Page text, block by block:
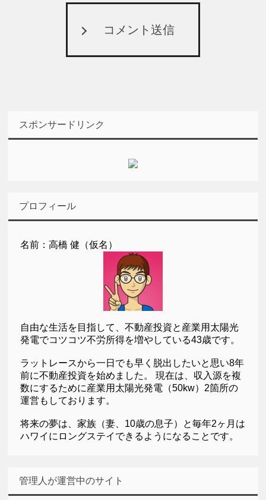
コメント送信
スポンサードリンク
プロフィール
名前：高橋 健（仮名）
自由な生活を目指して、不動産投資と産業用太陽光
発電でコツコツ不労所得を増やしている43歳です。
ラットレースから一日でも早く脱出したいと思い8年
前に不動産投資を始めました。 現在は、収入源を複
数にするために産業用太陽光発電（50kw）2箇所の
運営もしております。
将来の夢は、家族（妻、10歳の息子）と毎年2ヶ月は
ハワイにロングステイできるようになることです。
管理人が運営中のサイト